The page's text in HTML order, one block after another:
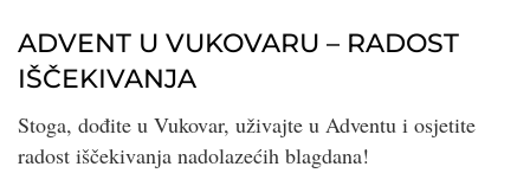
ADVENT U VUKOVARU – RADOST
IŠČEKIVANJA
Stoga, dođite u Vukovar, uživajte u Adventu i osjetite
radost iščekivanja nadolazećih blagdana!